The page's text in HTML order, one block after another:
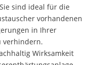
sind ideal für die
vorhandenen
in Ihrer
verhindern.
Wirksamkeit